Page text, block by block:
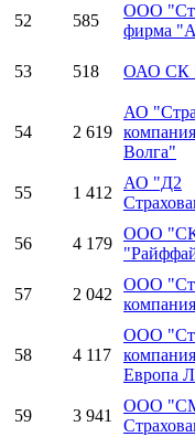
52 585
ООО
фирма
53 518 ОАО СК
54 2 619
АО
Волга"
55 1 412
АО "Д2
56 4 179
ООО
57 2 042
ООО
58 4 117
ООО
Европа
59 3 941
ООО